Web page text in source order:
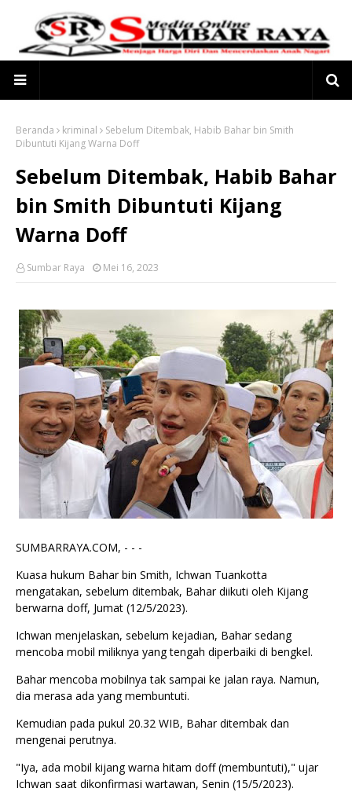
Beranda kriminal
Sebelum Ditembak, Habib Bahar bin Smith
Dibuntuti Kijang Warna Doff
Sebelum Ditembak, Habib Bahar
bin Smith Dibuntuti Kijang
Warna Doff
Sumbar Raya Mei 16, 2023
SUMBARRAYA.COM, - - -
Kuasa hukum Bahar bin Smith, Ichwan Tuankotta
mengatakan, sebelum ditembak, Bahar diikuti oleh Kijang
berwarna doff, Jumat (12/5/2023).
Ichwan menjelaskan, sebelum kejadian, Bahar sedang
mencoba mobil miliknya yang tengah diperbaiki di bengkel.
Bahar mencoba mobilnya tak sampai ke jalan raya. Namun,
dia merasa ada yang membuntuti.
Kemudian pada pukul 20.32 WIB, Bahar ditembak dan
mengenai perutnya.
"Iya, ada mobil kijang warna hitam doff (membuntuti)," ujar
Ichwan saat dikonfirmasi wartawan, Senin (15/5/2023).